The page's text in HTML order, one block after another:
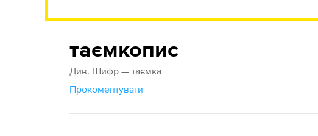
таємкопис
Див. Шифр — таємка
Прокоментувати